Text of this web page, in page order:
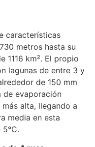
características
metros hasta su
1116 km². El propio
lagunas de entre 3 y
de 150 mm
de evaporación
alta, llegando a
media en esta